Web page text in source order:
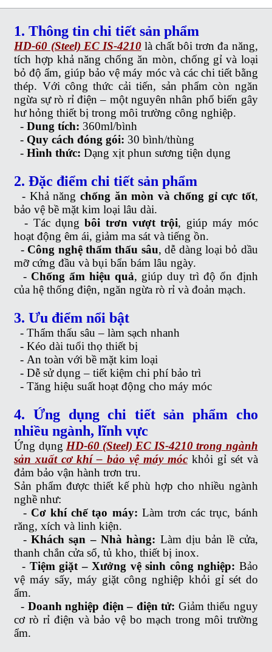
1. Thông tin chi tiết sản phẩm
HD-60 (Steel) EC IS-4210là chất bôi trơn đa năng,
tích hợp khả năng chống ăn mòn, chống gỉ và loại
bỏ độ ẩm, giúp bảo vệ máy móc và các chi tiết bằng
thép. Với công thức cải tiến, sản phẩm còn ngăn
ngừa sự rò rỉ điện – một nguyên nhân phổ biến gây
hư hỏng thiết bị trong môi trường công nghiệp.
-Dung tích: 360ml/bình
- Quy cách đóng gói: 30 bình/thùng
-Hình thức: Dạng xịt phun sương tiện dụng
2. Đặc điểm chi tiết sản phẩm
- Khả năng chống ăn mòn và chống gỉ cực tốt,
bảo vệ bề mặt kim loại lâu dài.
- Tác dụngbôi trơn vượt trội, giúp máy móc
hoạt động êm ái, giảm masát và tiếng ồn.
- Công nghệ thẩm thấu sâu, dễ dàng loại bỏ dầu
mỡ cứng đầu và bụi bẩn bám lâu ngày.
- Chống ẩm hiệu quả, giúp duy trì độ ổn định
của hệ thống điện, ngăn ngừa rò rỉ và đoản mạch.
3. Ưu điểm nổi bật
-Thẩm thấu sâu – làm sạch nhanh
-Kéo dài tuổi thọ thiết bị
- An toàn với bề mặt kim loại
-Dễ sử dụng – tiết kiệm chi phí bảo trì
-Tăng hiệu suất hoạt động cho máy móc
4. Ứng dụng chi tiết sản phẩm cho
nhiều ngành, lĩnh vực
Ứng dụng HD-60 (Steel) EC IS-4210 trong ngành
sản xuất cơ khí – bảo vệ máy móckhỏi gỉ sét và
đảm bảo vận hành trơn tru.
Sản phẩm được thiết kế phù hợp cho nhiều ngành
nghề như:
- Cơ khí chế tạo máy: Làm trơn các trục, bánh
răng, xích và linh kiện.
-Khách sạn – Nhà hàng: Làm dịu bản lề cửa,
thanh chắn cửa sổ, tủ kho, thiết bị inox.
- Tiệm giặt – Xưởng vệ sinh công nghiệp: Bảo
vệ máy sấy, máy giặt công nghiệp khỏi gỉ sét do
ẩm.
- Doanh nghiệp điện – điện tử: Giảm thiểu nguy
cơ rò rỉ điện và bảo vệ bo mạch trong môi trường
ẩm.